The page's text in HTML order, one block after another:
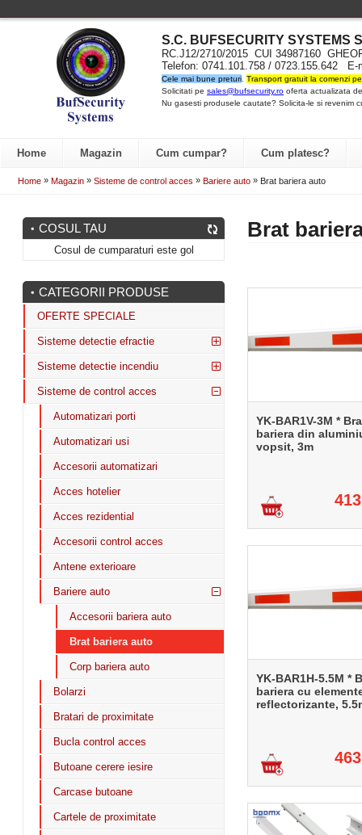
S.C. BUFSECURITY SYSTEMS
RC.J12/2710/2015 CUI 34987160
Telefon: 0741.101.758 / 0723.155.642
Cele mai bune preturi Transport gratuit la comenzi
Solicitati pe sales@bufsecurity.ro oferta actualizata
Nu gasesti produsele cautate? Solicita-le si revenim
Home Magazin Cum cumpar? Cum platesc?
Home » Magazin » Sisteme de control acces » Bariere auto » Brat bariera auto
Brat
YK-BAR1V-3M *
bariera din
vopsit, 3m
413
YK-BAR1H-5.5M *
bariera cu
reflectorizante,
463
COSUL TAU
Cosul de cumparaturi este gol
CATEGORII PRODUSE
OFERTE SPECIALE
Sisteme detectie efractie
Sisteme detectie incendiu
Sisteme de control acces
Automatizari porti
Automatizari usi
Accesorii automatizari
Acces hotelier
Acces rezidential
Accesorii control acces
Antene exterioare
Bariere auto
Accesorii bariera auto
Brat bariera auto
Corp bariera auto
Bolarzi
Bratari de proximitate
Bucla control acces
Butoane cerere iesire
Carcase butoane
Cartele de proximitate